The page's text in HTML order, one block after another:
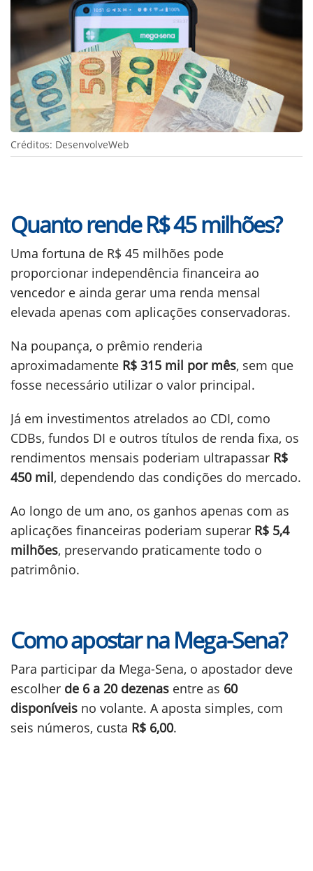
Créditos: DesenvolveWeb
Quanto rende R$ 45 milhões?
Uma fortuna de R$ 45 milhões pode
proporcionar independência financeira ao
vencedor e ainda gerar uma renda mensal
elevada apenas com aplicações conservadoras.
Na poupança, o prêmio renderia
aproximadamente R$ 315 mil por mês, sem que
fosse necessário utilizar o valor principal.
Já em investimentos atrelados ao CDI, como
CDBs, fundos DI e outros títulos de renda fixa, os
rendimentos mensais poderiam ultrapassar R$
450 mil, dependendo das condições do mercado.
Ao longo de um ano, os ganhos apenas com as
aplicações financeiras poderiam superar R$ 5,4
milhões, preservando praticamente todo o
patrimônio.
Como apostar na Mega-Sena?
Para participar da Mega-Sena, o apostador deve
escolher de 6 a 20 dezenas entre as 60
disponíveis no volante. A aposta simples, com
seis números, custa R$ 6,00.